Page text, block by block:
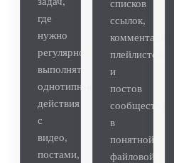
где
нужно
регулярно
выполнять
однотипные
действия
с
видео,
постами,
списков
ссылок,
комментариев,
плейлистов
и
постов
сообщества
в
понятной
файловой